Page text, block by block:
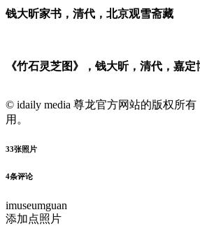
钱大昕家书，清代，北京观雪斋藏
《竹石灵芝图》，钱大昕，清代，嘉定
© idaily media 尊龙官方网站的版权所
用。
33张照片
4条评论
imuseumguan
添加点照片